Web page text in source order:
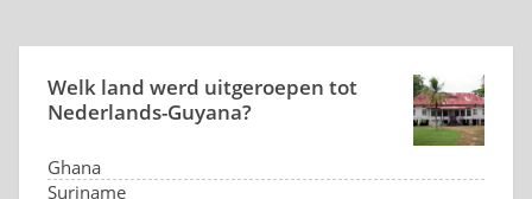
Welk land werd uitgeroepen tot
Nederlands-Guyana?
Ghana
Suriname